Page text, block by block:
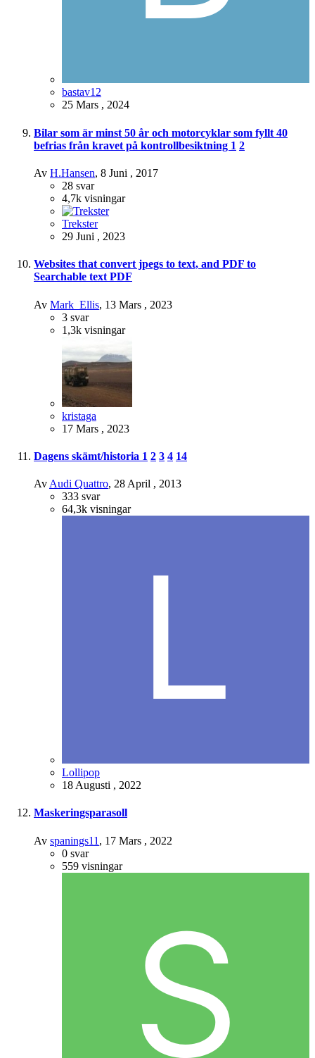
bastav12
25 Mars , 2024
Bilar som är minst 50 år och motorcyklar som fyllt 40
befrias från kravet på kontrollbesiktning 1 2
Av H.Hansen, 8 Juni , 2017
28 svar
4,7k visningar
Trekster
29 Juni , 2023
Websites that convert jpegs to text, and PDF to
Searchable text PDF
Av Mark_Ellis, 13 Mars , 2023
3 svar
1,3k visningar
kristaga
17 Mars , 2023
Dagens skämt/historia 1 2 3 4 14
Av Audi Quattro, 28 April , 2013
333 svar
64,3k visningar
Lollipop
18 Augusti , 2022
Maskeringsparasoll
Av spanings11 , 17 Mars , 2022
0 svar
559 visningar